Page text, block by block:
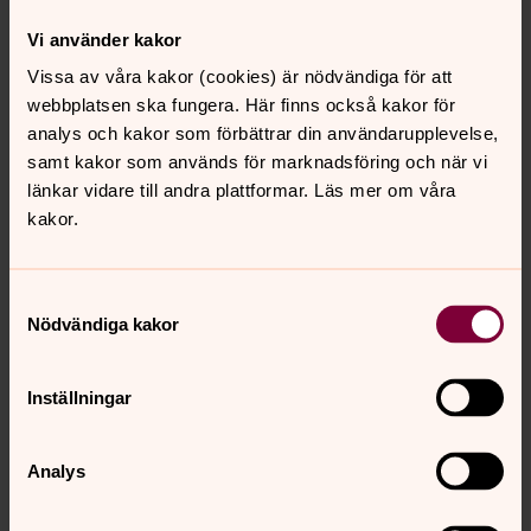
Vi använder kakor
Vissa av våra kakor (cookies) är nödvändiga för att
webbplatsen ska fungera. Här finns också kakor för
analys och kakor som förbättrar din användarupplevelse,
samt kakor som används för marknadsföring och när vi
länkar vidare till andra plattformar. Läs mer om våra
kakor.
Nödvändiga kakor
Inställningar
Analys
kyrkan innan år 2000 omfattas vanligtvis inte av
dataskyddsförordningen, eftersom sådan hantering
regleras av Tryckfrihetsförordningen och därmed faller
under undantaget i 1 kap. 7 § lagen (2018:218) med
kompletterande bestämmelser till EU:s
dataskyddsförordning.
Om du begär ut en stor mängd handlingar som
dataskyddsförordningens regler om när och hur känsliga
personuppgifter får behandlas. Detta på grund av en
började gälla i januari 2019.
VILKA RÄTTIGHETER HAR DU?
Kungsbacka pastorat ansvarar för hanteringen av dina